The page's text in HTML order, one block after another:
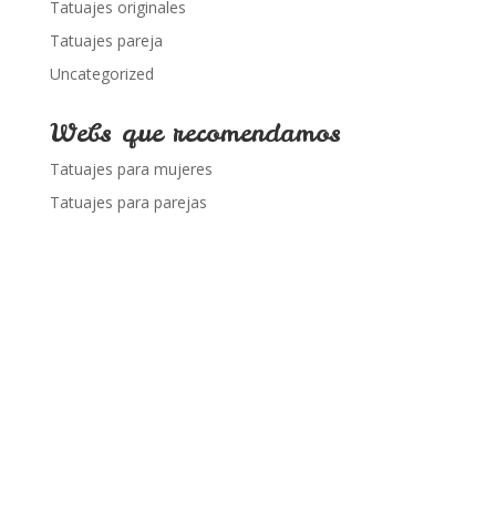
Tatuajes originales
Tatuajes pareja
Uncategorized
Webs que recomendamos
Tatuajes para mujeres
Tatuajes para parejas